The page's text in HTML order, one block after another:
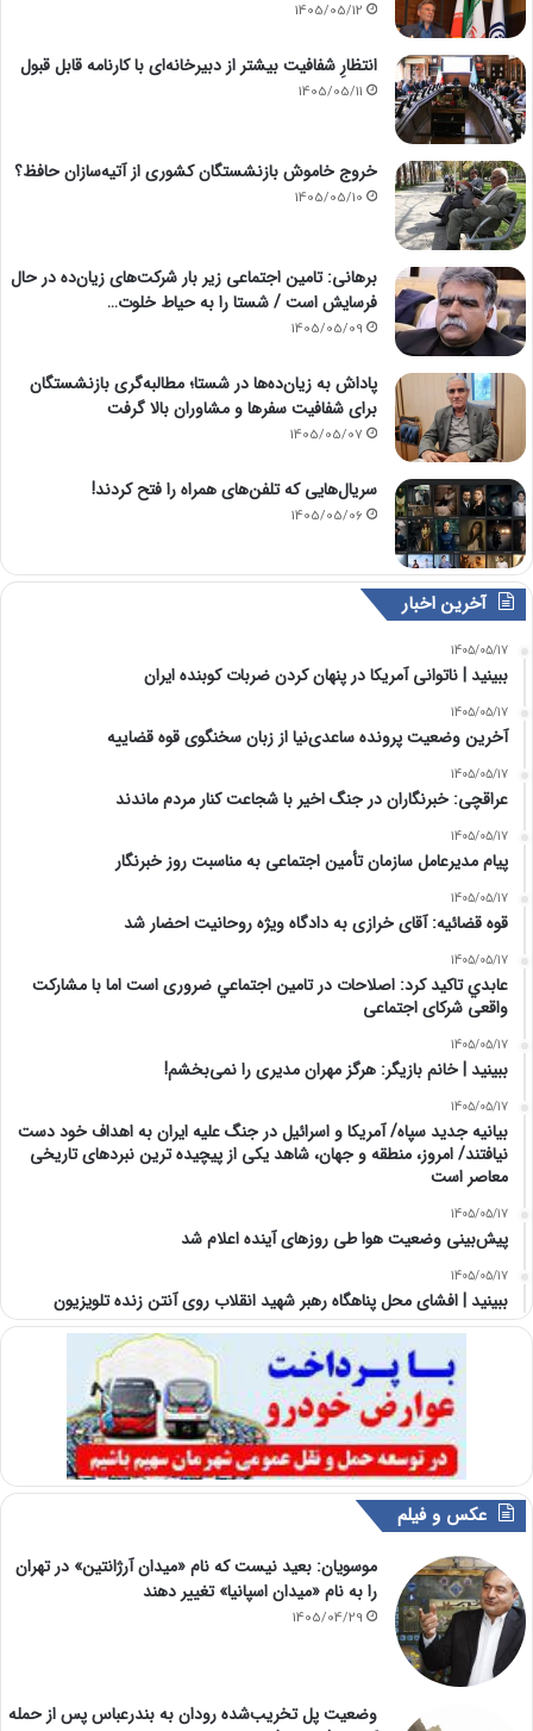
1405/05/12
انتظارِ شفافیت بیشتر از دبیرخانه‌ای با کارنامه قابل قبول
1405/05/11
خروج خاموش بازنشستگان کشوری از آتیه‌سازان حافظ؟
1405/05/10
برهانی: تامین اجتماعی زیر بار شرکت‌های زیان‌ده در حال
فرسایش است / شستا را به حیاط خلوت…
1405/05/09
پاداش به زیان‌ده‌ها در شستا؛ مطالبه‌گری بازنشستگان
برای شفافیت سفرها و مشاوران بالا گرفت
1405/05/07
سریال‌هایی که تلفن‌های همراه را فتح کردند!
1405/05/06
آخرین اخبار
1405/05/17
‏ببینید | ناتوانی آمریکا در پنهان کردن ضربات کوبنده ایران
1405/05/17
آخرین وضعیت پرونده ساعدی‌نیا از زبان سخنگوی قوه قضاییه
1405/05/17
عراقچی: خبرنگاران در جنگ اخیر با شجاعت کنار مردم ماندند
1405/05/17
پیام مدیرعامل سازمان تأمین اجتماعی به مناسبت روز خبرنگار
1405/05/17
قوه قضائیه: آقای خرازی به دادگاه ویژه روحانیت احضار شد
1405/05/17
عابدي تاكيد كرد: اصلاحات در تامين اجتماعي ضروری است اما با مشارکت
واقعی شرکای اجتماعی
1405/05/17
ببینید | خانم بازیگر: هرگز مهران مدیری را نمی‌بخشم!
1405/05/17
بیانیه جدید سپاه/ آمریکا و اسرائیل در جنگ علیه ایران به اهداف خود دست
نیافتند/ امروز، منطقه و جهان، شاهد یکی از پیچیده ترین نبردهای تاریخی
معاصر است
1405/05/17
پیش‌بینی وضعیت هوا طی روزهای آینده اعلام شد
1405/05/17
ببینید | افشای محل پناهگاه‌ رهبر شهید انقلاب روی آنتن زنده تلویزیون
عکس و فیلم
موسویان: بعید نیست که نام «میدان آرژانتین» در تهران
را به نام «میدان اسپانیا» تغییر دهند
1405/04/29
وضعیت پل تخریب‌شده رودان به بندرعباس پس از حمله